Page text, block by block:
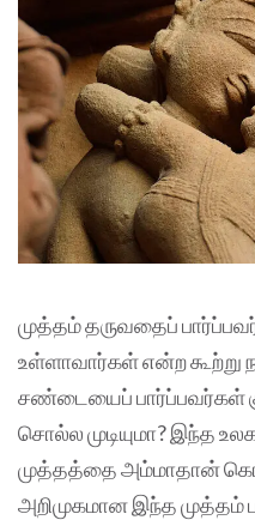
முத்தம் தருவதைப்
உள்ளாவார்கள் என்ற கூற்று
சண்டையைப் பார்ப்பவர்கள்
சொல்ல முடியுமா? இந்த
முத்தத்தை அம்மாதான்
அறிமுகமான இந்த முத்தம்